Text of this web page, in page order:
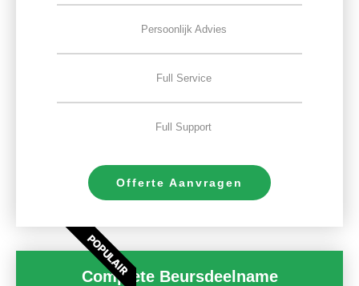
Persoonlijk Advies
Full Service
Full Support
Offerte Aanvragen
POPULAIR
Complete Beursdeelname